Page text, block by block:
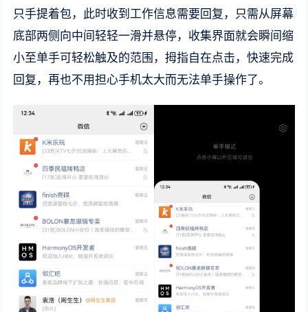
只手提着包，此时收到工作信息需要回复，只需从屏幕
底部两侧向中间轻轻一滑并悬停，收集界面就会瞬间缩
小至单手可轻松触及的范围，拇指自在点击，快速完成
回复，再也不用担心手机太大而无法单手操作了。